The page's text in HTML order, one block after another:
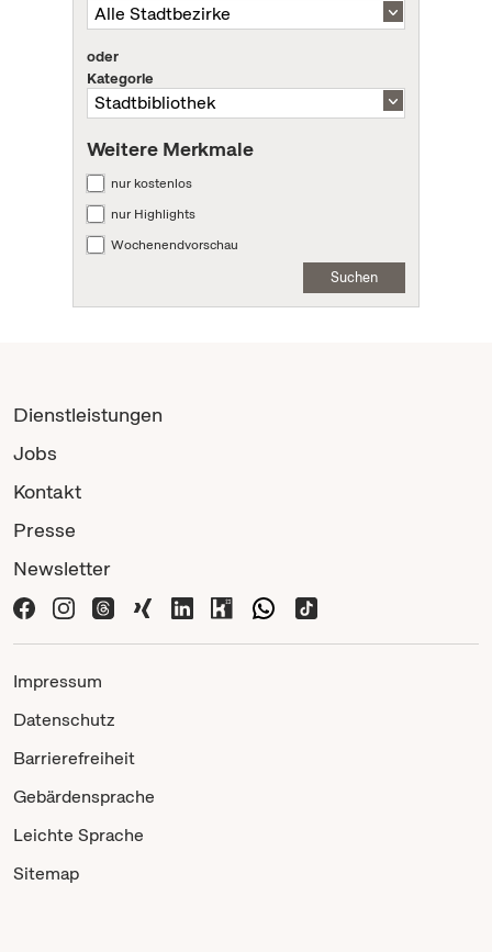
oder
Kategorie
Weitere Merkmale
nur kostenlos
nur Highlights
Wochenendvorschau
Suchen
Dienstleistungen
Jobs
Kontakt
Presse
Newsletter
Impressum
Datenschutz
Barrierefreiheit
Gebärdensprache
Leichte Sprache
Sitemap